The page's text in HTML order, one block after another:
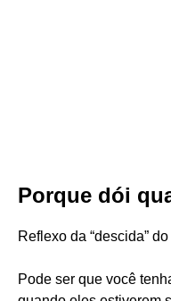
Porque dói
Reflexo da “descida”
Pode ser que você